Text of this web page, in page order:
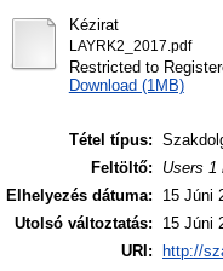
Kézirat
LAYRK2_2017.pdf
Restricted to
Download (1MB)
Tétel típus:
Feltöltő:
Users 1
Elhelyezés dátuma:
15 Júni
Utolsó változtatás:
15 Júni
URI:
http://